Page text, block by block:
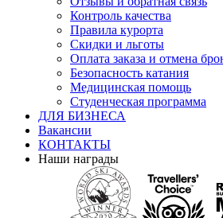
Контроль качества
Правила курорта
Скидки и льготы
Оплата заказа и отмена
Безопасность катания
Медицинская помощь
Студенческая программа
ДЛЯ БИЗНЕСА
Вакансии
КОНТАКТЫ
Наши награды